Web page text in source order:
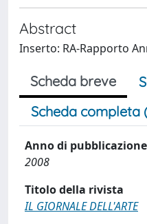
Abstract
Inserto: RA-Rapporto
Scheda breve
Scheda completa
Anno di pubblicazione
2008
Titolo della rivista
IL GIORNALE DELL'ARTE